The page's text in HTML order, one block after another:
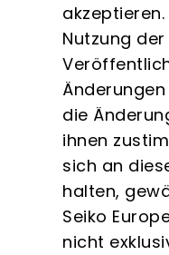
Nutzung
die
ihnen
sich an
halten,
Seiko
nicht